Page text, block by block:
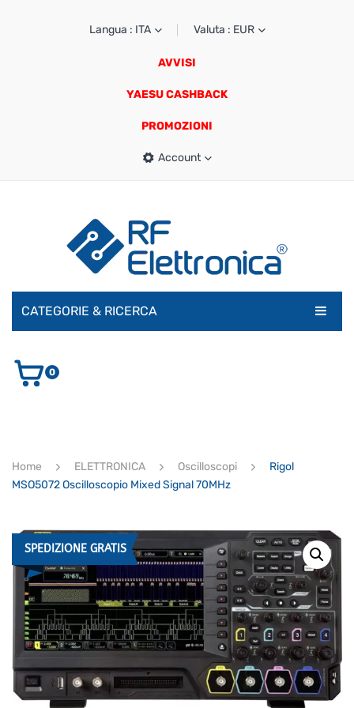
Langua : ITA Valuta : EUR
AVVISI
YAESU CASHBACK
PROMOZIONI
Account
CATEGORIE & RICERCA
AUDIO E VIDEO
ULTIMI ARRIVI
0
Home ELETTRONICA Oscilloscopi
Rigol
MSO5072 Oscilloscopio Mixed Signal 70MHz
SPEDIZIONE GRATIS